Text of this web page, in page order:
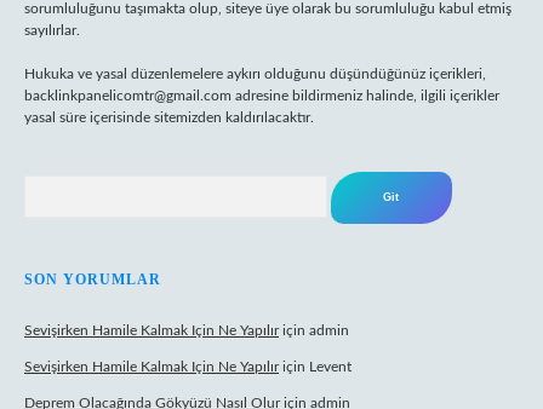
sorumluluğunu taşımakta olup, siteye üye olarak bu sorumluluğu kabul etmiş
sayılırlar.
Hukuka ve yasal düzenlemelere aykırı olduğunu düşündüğünüz içerikleri,
backlinkpanelicomtr@gmail.com adresine bildirmeniz halinde, ilgili içerikler
yasal süre içerisinde sitemizden kaldırılacaktır.
SON YORUMLAR
Sevişirken Hamile Kalmak Için Ne Yapılıriçin admin
Sevişirken Hamile Kalmak Için Ne Yapılıriçin Levent
Deprem Olacağında Gökyüzü Nasıl Oluriçin admin